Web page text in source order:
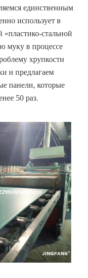
единственным
использует в
стальной
муку в процессе
хрупкости
и предлагаем
панели, которые
50 раз.